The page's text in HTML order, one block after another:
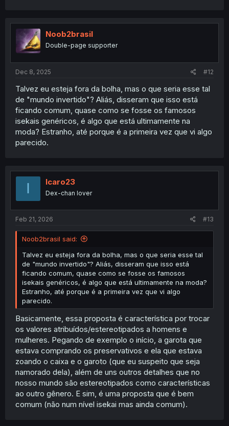
Noob2brasil
Double-page supporter
Dec 8, 2025 #12
Talvez eu esteja fora da bolha, mas o que seria esse tal
de "mundo invertido"? Aliás, disseram que isso está
ficando comum, quase como se fosse os famosos
isekais genéricos, é algo que está ultimamente na
moda? Estranho, até porque é a primeira vez que vi algo
parecido.
I Icaro23
Dex-chan lover
Feb 21, 2026 #13
Noob2brasil said:
Talvez eu esteja fora da bolha, mas o que seria esse tal
de "mundo invertido"? Aliás, disseram que isso está
ficando comum, quase como se fosse os famosos
isekais genéricos, é algo que está ultimamente na moda?
Estranho, até porque é a primeira vez que vi algo
parecido.
Basicamente, essa proposta é característica por trocar
os valores atribuídos/estereotipados a homens e
mulheres. Pegando de exemplo o início, a garota que
estava comprando os preservativos e ela que estava
zoando o caixa e o garoto (que eu suspeito que seja
namorado dela), além de uns outros detalhes que no
nosso mundo são estereotipados como características
ao outro gênero. E sim, é uma proposta que é bem
comum (não num nível isekai mas ainda comum).